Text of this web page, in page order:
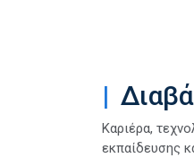
Καριέρα,
εκπαίδευσης